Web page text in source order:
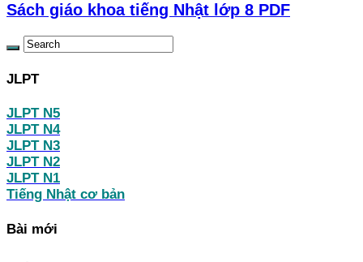
Sách giáo khoa tiếng Nhật lớp 8 PDF
JLPT
JLPT N5
JLPT N4
JLPT N3
JLPT N2
JLPT N1
Tiếng Nhật cơ bản
Bài mới